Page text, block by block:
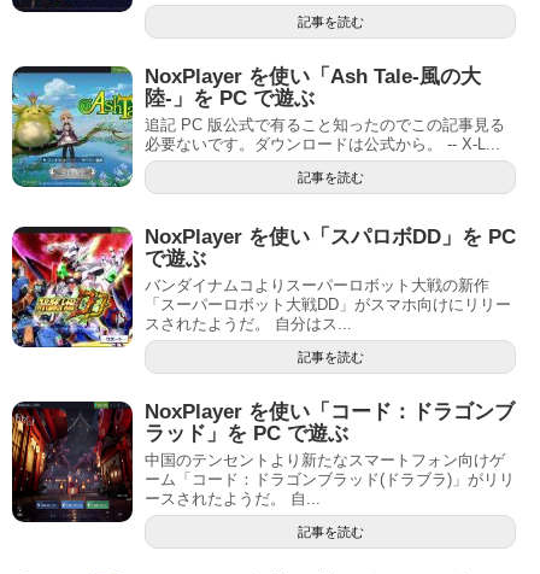
記事を読む
NoxPlayer を使い「Ash Tale-風の大
陸-」を PC で遊ぶ
追記 PC 版公式で有ること知ったのでこの記事見る
必要ないです。ダウンロードは公式から。 -- X-L...
記事を読む
NoxPlayer を使い「スパロボDD」を PC
で遊ぶ
バンダイナムコよりスーパーロボット大戦の新作
「スーパーロボット大戦DD」がスマホ向けにリリー
スされたようだ。 自分はス...
記事を読む
NoxPlayer を使い「コード：ドラゴンブ
ラッド」を PC で遊ぶ
中国のテンセントより新たなスマートフォン向けゲ
ーム「コード：ドラゴンブラッド(ドラブラ)」がリリ
ースされたようだ。 自...
記事を読む